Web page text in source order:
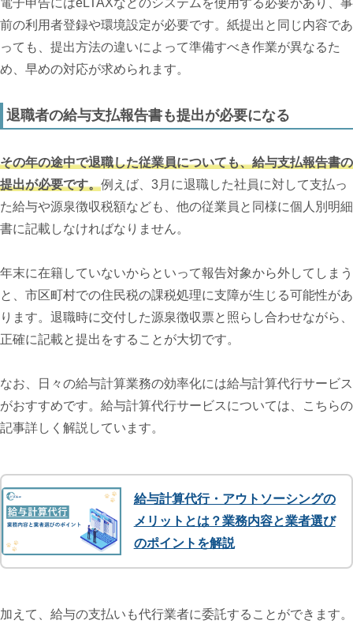
電子申告にはeLTAXなどのシステムを使用する必要があり、事
前の利用者登録や環境設定が必要です。紙提出と同じ内容であ
っても、提出方法の違いによって準備すべき作業が異なるた
め、早めの対応が求められます。
退職者の給与支払報告書も提出が必要になる
その年の途中で退職した従業員についても、給与支払報告書の
提出が必要です。例えば、3月に退職した社員に対して支払っ
た給与や源泉徴収税額なども、他の従業員と同様に個人別明細
書に記載しなければなりません。
年末に在籍していないからといって報告対象から外してしまう
と、市区町村での住民税の課税処理に支障が生じる可能性があ
ります。退職時に交付した源泉徴収票と照らし合わせながら、
正確に記載と提出をすることが大切です。
なお、日々の給与計算業務の効率化には給与計算代行サービス
がおすすめです。給与計算代行サービスについては、こちらの
記事詳しく解説しています。
給与計算代行・アウトソーシングの
メリットとは？業務内容と業者選び
のポイントを解説
加えて、給与の支払いも代行業者に委託することができます。